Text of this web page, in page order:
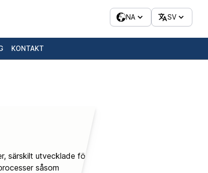
NA SV
KONTAKT
särskilt utvecklade för
såsom